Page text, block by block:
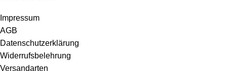
Impressum
AGB
Datenschutzerklärung
Widerrufsbelehrung
Versandarten